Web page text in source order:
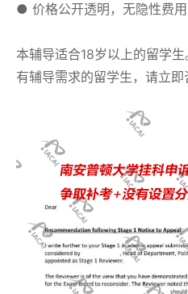
● 价格公开透明，无隐性费用
本辅导适合18岁以上的留学生
有辅导需求的留学生，请立即